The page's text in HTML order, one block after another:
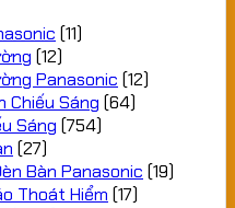
(11)
(12)
Panasonic (12)
Chiếu Sáng (64)
Sáng (754)
(27)
Bàn Panasonic (19)
Thoát Hiểm (17)